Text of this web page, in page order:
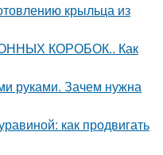
крыльца из
КОРОБОК.. Как
руками. Зачем нужна
как продвигать